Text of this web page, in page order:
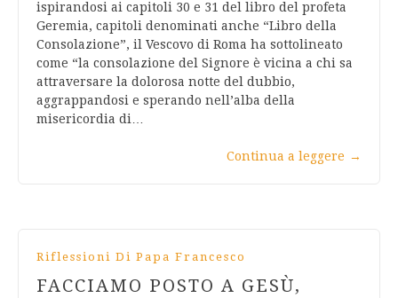
ispirandosi ai capitoli 30 e 31 del libro del profeta
Geremia, capitoli denominati anche “Libro della
Consolazione”, il Vescovo di Roma ha sottolineato
come “la consolazione del Signore è ‎vicina a chi sa
attraversare la dolorosa notte del dubbio,
aggrappandosi e ‎sperando nell’alba della
misericordia di…
Continua a leggere →
Riflessioni Di Papa Francesco
FACCIAMO POSTO A GESÙ,